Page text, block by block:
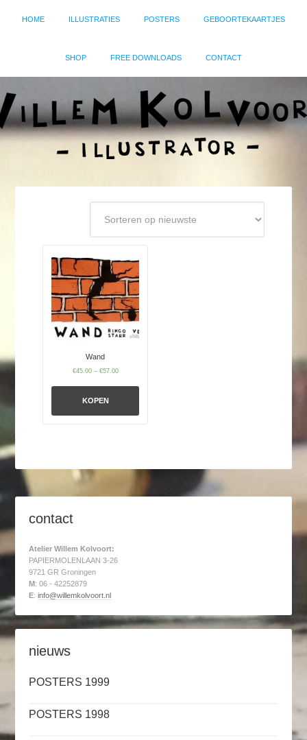
HOME ILLUSTRATIES POSTERS GEBOORTEKAARTJES
SHOP FREE DOWNLOADS CONTACT
Wand
€45.00– €57.00
KOPEN
contact
Atelier Willem Kolvoort:
PAPIERMOLENLAAN 3-26
9721 GR Groningen
M : 06 - 42252879
E:info@willemkolvoort.nl
nieuws
POSTERS 1999
POSTERS 1998